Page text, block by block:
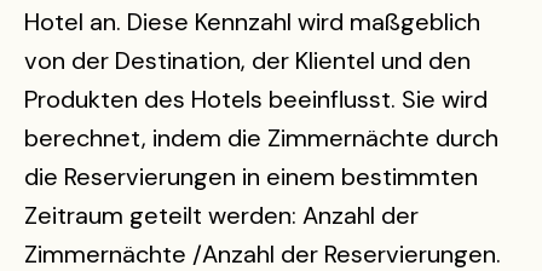
Hotel an. Diese Kennzahl wird maßgeblich
von der Destination, der Klientel und den
Produkten des Hotels beeinflusst. Sie wird
berechnet, indem die Zimmernächte durch
die Reservierungen in einem bestimmten
Zeitraum geteilt werden: Anzahl der
Zimmernächte /Anzahl der Reservierungen.